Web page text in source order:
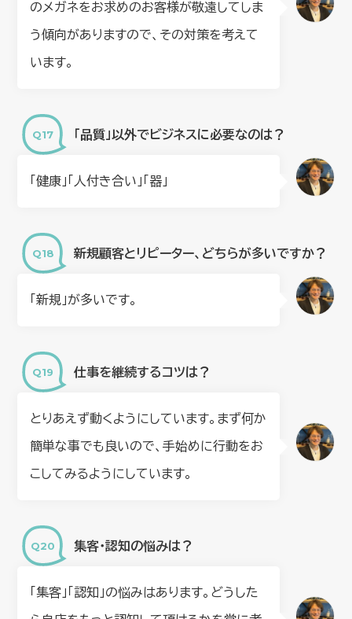
のメガネをお求めのお客様が敬遠してしま
う傾向がありますので、その対策を考えて
います。
「品質」以外でビジネスに必要なのは？
「健康」「人付き合い」「器」
新規顧客とリピーター、どちらが多いですか？
「新規」が多いです。
仕事を継続するコツは？
とりあえず動くようにしています。まず何か
簡単な事でも良いので、手始めに行動をお
こしてみるようにしています。
集客・認知の悩みは？
「集客」「認知」の悩みはあります。どうした